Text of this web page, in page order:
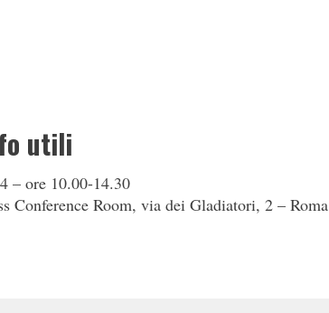
utili
– ore 10.00-14.30
Conference Room, via dei Gladiatori, 2 – Roma